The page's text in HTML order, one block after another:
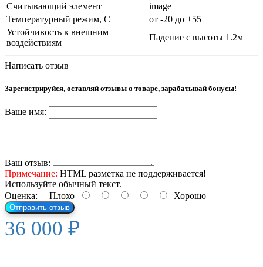
Считывающий элемент
image
Температурный режим, С
от -20 до +55
Устойчивость к внешним
воздействиям
Падение с высоты 1.2м
Написать отзыв
Зарегистрируйся, оставляй отзывы о товаре, зарабатывай бонусы!
Ваше имя:
Ваш отзыв:
Примечание: HTML разметка не поддерживается!
Используйте обычный текст.
Оценка: Плохо Хорошо
Отправить отзыв
36 000 ₽